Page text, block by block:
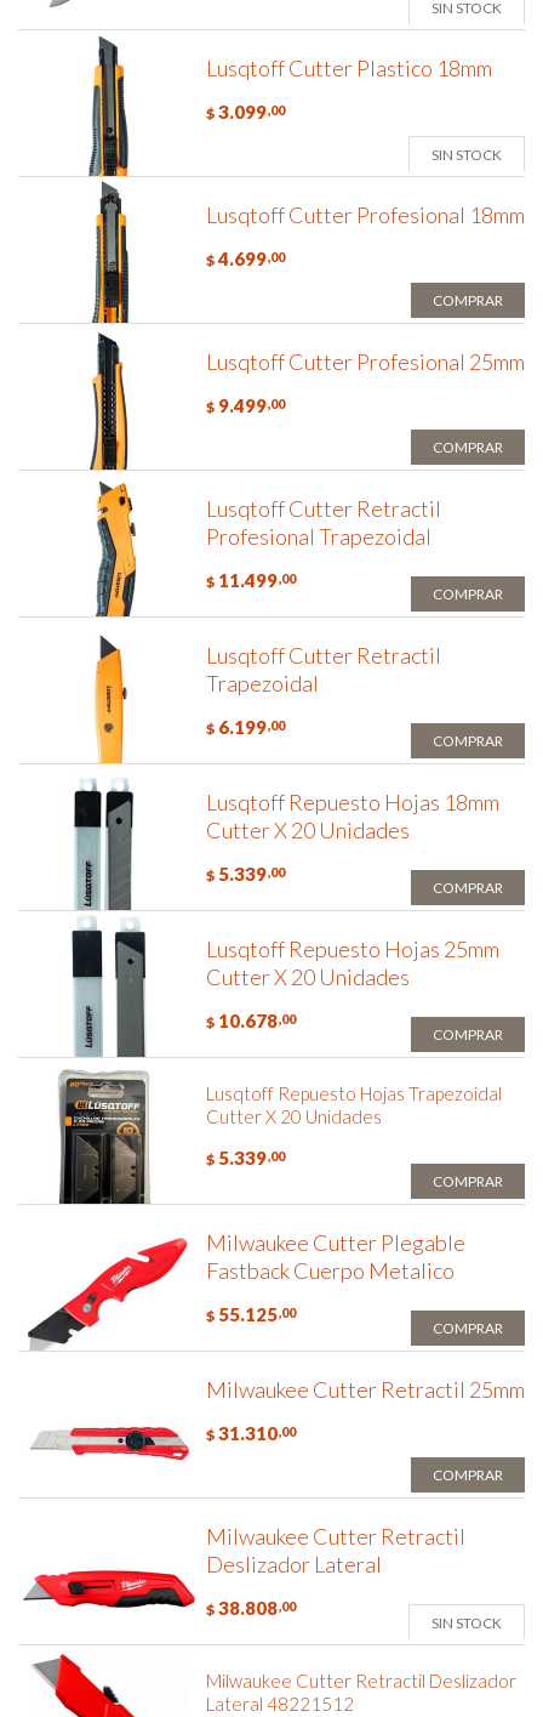
SIN STOCK
Lusqtoff Cutter Plastico 18mm
$ 3.099,00
SIN STOCK
Lusqtoff Cutter Profesional 18mm
$ 4.699,00
COMPRAR
Lusqtoff Cutter Profesional 25mm
$ 9.499,00
COMPRAR
Lusqtoff Cutter Retractil
Profesional Trapezoidal
$ 11.499,00
COMPRAR
Lusqtoff Cutter Retractil
Trapezoidal
$ 6.199,00
COMPRAR
Lusqtoff Repuesto Hojas 18mm
Cutter X 20 Unidades
$ 5.339,00
COMPRAR
Lusqtoff Repuesto Hojas 25mm
Cutter X 20 Unidades
$ 10.678,00
COMPRAR
Lusqtoff Repuesto Hojas Trapezoidal
Cutter X 20 Unidades
$ 5.339,00
COMPRAR
Milwaukee Cutter Plegable
Fastback Cuerpo Metalico
$ 55.125,00
COMPRAR
Milwaukee Cutter Retractil 25mm
$ 31.310,00
COMPRAR
Milwaukee Cutter Retractil
Deslizador Lateral
$ 38.808,00
SIN STOCK
Milwaukee Cutter Retractil Deslizador
Lateral 48221512